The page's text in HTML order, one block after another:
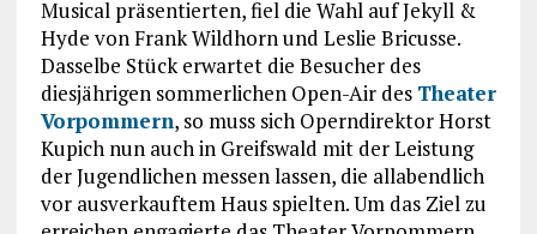
Musical präsentierten, fiel die Wahl auf Jekyll &
Hyde von Frank Wildhorn und Leslie Bricusse.
Dasselbe Stück erwartet die Besucher des
diesjährigen sommerlichen Open-Air des Theater
Vorpommern, so muss sich Operndirektor Horst
Kupich nun auch in Greifswald mit der Leistung
der Jugendlichen messen lassen, die allabendlich
vor ausverkauftem Haus spielten. Um das Ziel zu